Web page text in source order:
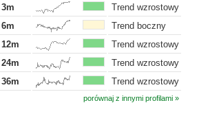
3m
Trend wzrostowy
6m
Trend boczny
12m
Trend wzrostowy
24m
Trend wzrostowy
36m
Trend wzrostowy
porównaj z innymi profilami »